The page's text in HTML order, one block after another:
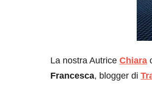
La nostra Autrice Chiara
Francesca, blogger di